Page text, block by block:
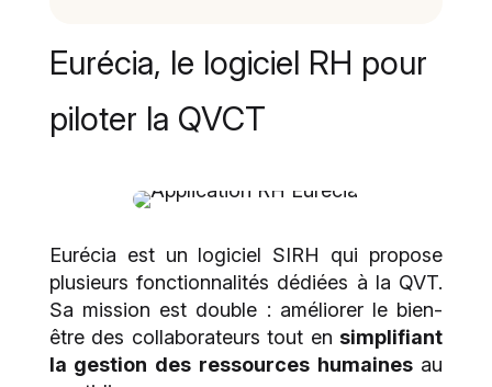
Eurécia, le logiciel RH pour
piloter la QVCT
Eurécia est un logiciel SIRH qui propose
plusieurs fonctionnalités dédiées à la QVT.
Sa mission est double : améliorer le bien-
être des collaborateurs tout en simplifiant
la gestion des ressources humaines au